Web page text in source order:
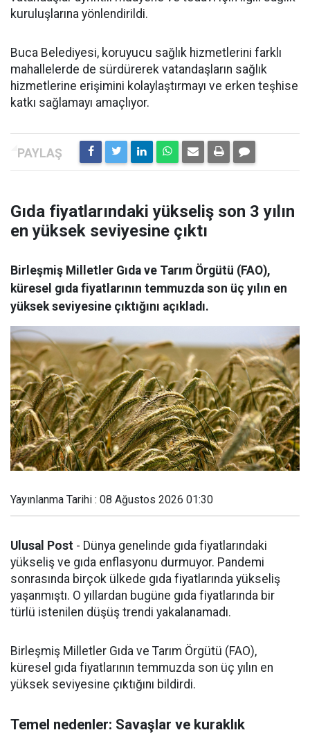
kuruluşlarına yönlendirildi.
Buca Belediyesi, koruyucu sağlık hizmetlerini farklı
mahallelerde de sürdürerek vatandaşların sağlık
hizmetlerine erişimini kolaylaştırmayı ve erken teşhise
katkı sağlamayı amaçlıyor.
Gıda fiyatlarındaki yükseliş son 3 yılın
en yüksek seviyesine çıktı
Birleşmiş Milletler Gıda ve Tarım Örgütü (FAO),
küresel gıda fiyatlarının temmuzda son üç yılın en
yüksek seviyesine çıktığını açıkladı.
Yayınlanma Tarihi : 08 Ağustos 2026 01:30
Ulusal Post - Dünya genelinde gıda fiyatlarındaki
yükseliş ve gıda enflasyonu durmuyor. Pandemi
sonrasında birçok ülkede gıda fiyatlarında yükseliş
yaşanmıştı. O yıllardan bugüne gıda fiyatlarında bir
türlü istenilen düşüş trendi yakalanamadı.
Birleşmiş Milletler Gıda ve Tarım Örgütü (FAO),
küresel gıda fiyatlarının temmuzda son üç yılın en
yüksek seviyesine çıktığını bildirdi.
Temel nedenler: Savaşlar ve kuraklık